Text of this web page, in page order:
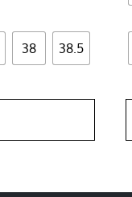
38 38.5